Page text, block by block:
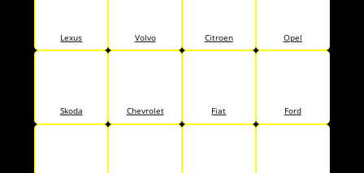
Lexus Volvo Citroen Opel
Skoda Chevrolet Fiat Ford